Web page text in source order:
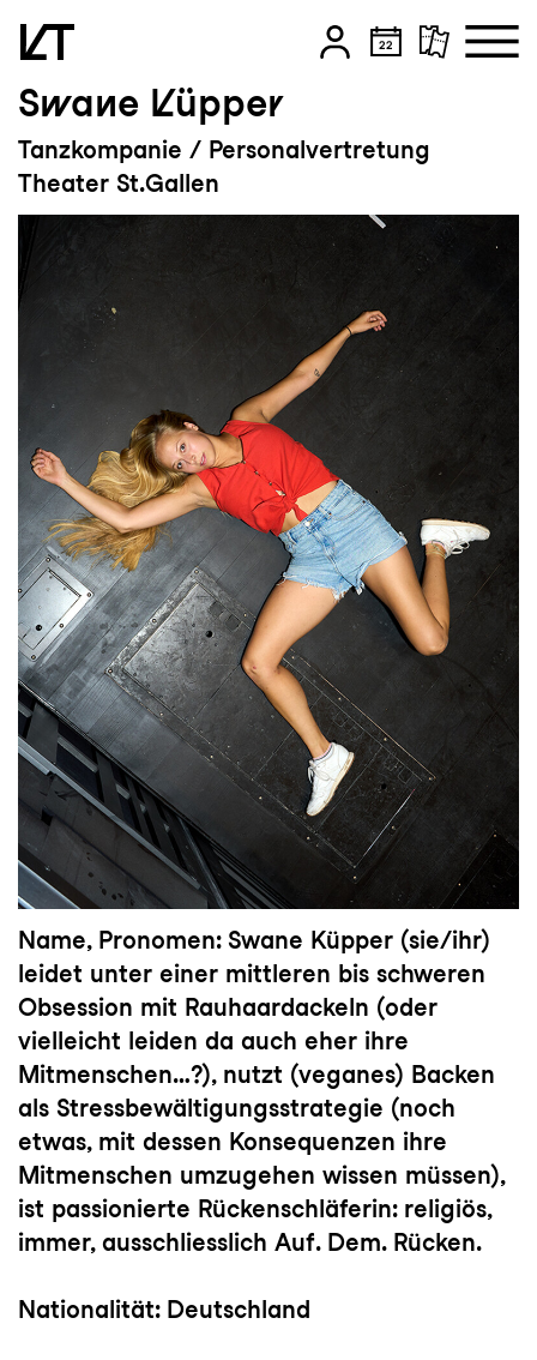
Zum Hauptinhalt springen
Zum Footer springen
Swane Küpper
Tanzkompanie / Personalvertretung
Theater St.Gallen
Name, Pronomen: Swane Küpper (sie/ihr)
leidet unter einer mittleren bis schweren
Obsession mit Rauhaardackeln (oder
vielleicht leiden da auch eher ihre
Mitmenschen…?), nutzt (veganes) Backen
als Stressbewältigungsstrategie (noch
etwas, mit dessen Konsequenzen ihre
Mitmenschen umzugehen wissen müssen),
ist passionierte Rückenschläferin: religiös,
immer, ausschliesslich Auf. Dem. Rücken.
Nationalität: Deutschland